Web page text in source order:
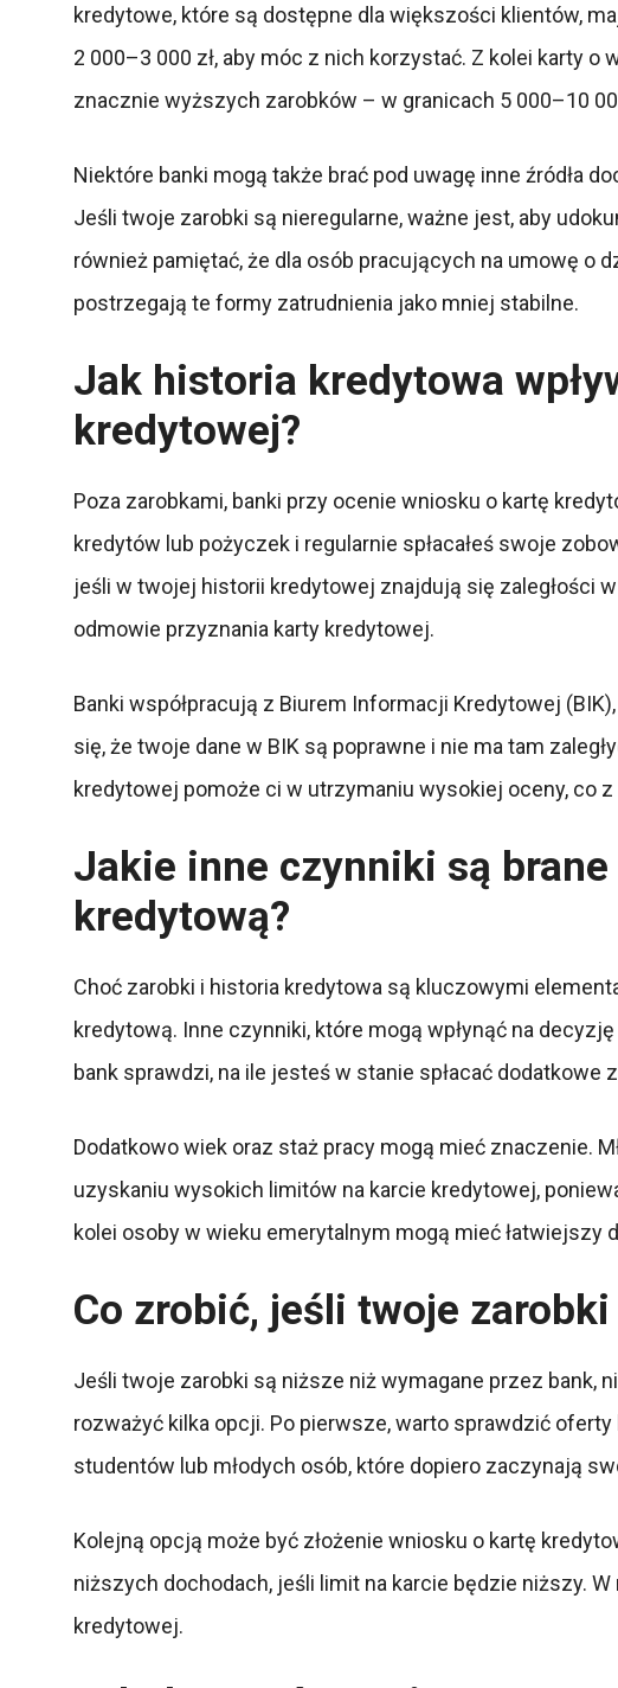
kredytowe, które są dostępne dla większości klientów,
2 000–3 000 zł, aby móc z nich korzystać. Z kolei karty
znacznie wyższych zarobków – w granicach 5 000–10
Niektóre banki mogą także brać pod uwagę inne źródła
Jeśli twoje zarobki są nieregularne, ważne jest, aby
również pamiętać, że dla osób pracujących na umowę o
postrzegają te formy zatrudnienia jako mniej stabilne.
Jak historia kredytowa
kredytowej?
Poza zarobkami, banki przy ocenie wniosku o kartę
kredytów lub pożyczek i regularnie spłacałeś swoje
jeśli w twojej historii kredytowej znajdują się zaległości
odmowie przyznania karty kredytowej.
Banki współpracują z Biurem Informacji Kredytowej
się, że twoje dane w BIK są poprawne i nie ma tam
kredytowej pomoże ci w utrzymaniu wysokiej oceny, co
Jakie inne czynniki są
kredytową?
Choć zarobki i historia kredytowa są kluczowymi
kredytową. Inne czynniki, które mogą wpłynąć na
bank sprawdzi, na ile jesteś w stanie spłacać
Dodatkowo wiek oraz staż pracy mogą mieć znaczenie.
uzyskaniu wysokich limitów na karcie kredytowej,
kolei osoby w wieku emerytalnym mogą mieć
Co zrobić, jeśli twoje
Jeśli twoje zarobki są niższe niż wymagane przez bank,
rozważyć kilka opcji. Po pierwsze, warto sprawdzić
studentów lub młodych osób, które dopiero zaczynają
Kolejną opcją może być złożenie wniosku o kartę
niższych dochodach, jeśli limit na karcie będzie niższy.
kredytowej.